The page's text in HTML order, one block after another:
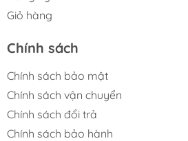
Cảm biến AirSight Plus theo
nhiễm
Công nghệ QuietKEAP™ vận
24dB
Giỏ hàng
Chính sách
Chính sách bảo mật
Chính sách vận chuyển
Chính sách đổi trả
Chính sách bảo hành